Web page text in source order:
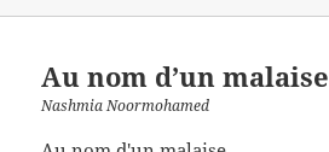
Au nom d’un malaise
Nashmia Noormohamed